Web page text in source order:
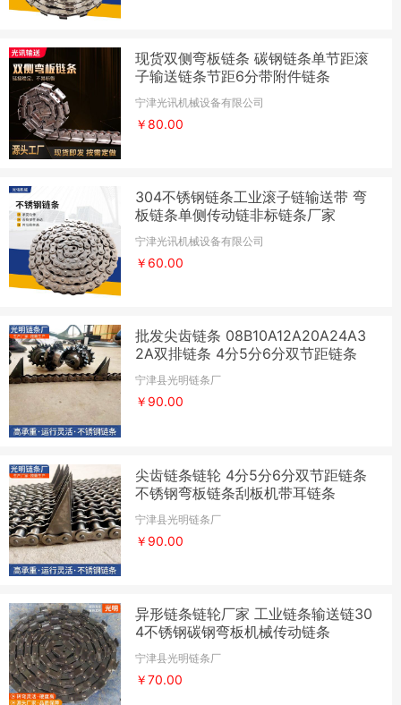
现货双侧弯板链条 碳钢链条单节距滚
子输送链条节距6分带附件链条
宁津光讯机械设备有限公司
￥80.00
304不锈钢链条工业滚子链输送带 弯
板链条单侧传动链非标链条厂家
宁津光讯机械设备有限公司
￥60.00
批发尖齿链条 08B10A12A20A24A3
2A双排链条 4分5分6分双节距链条
宁津县光明链条厂
￥90.00
尖齿链条链轮 4分5分6分双节距链条
不锈钢弯板链条刮板机带耳链条
宁津县光明链条厂
￥90.00
异形链条链轮厂家 工业链条输送链30
4不锈钢碳钢弯板机械传动链条
宁津县光明链条厂
￥70.00